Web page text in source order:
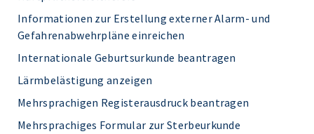
Informationen zur Erstellung externer Alarm- und
Gefahrenabwehrpläne einreichen
Internationale Geburtsurkunde beantragen
Lärmbelästigung anzeigen
Mehrsprachigen Registerausdruck beantragen
Mehrsprachiges Formular zur Sterbeurkunde